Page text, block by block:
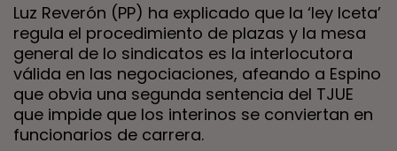
Luz Reverón (PP) ha explicado que la ‘ley Iceta’
regula el procedimiento de plazas y la mesa
general de lo sindicatos es la interlocutora
válida en las negociaciones, afeando a Espino
que obvia una segunda sentencia del TJUE
que impide que los interinos se conviertan en
funcionarios de carrera.